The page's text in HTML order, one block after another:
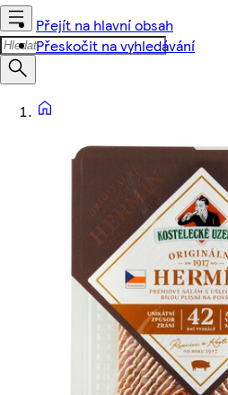
Přejít na hlavní obsah
Přeskočit na vyhledávání